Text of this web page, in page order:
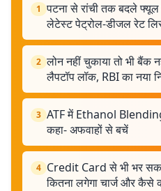
1 पटना से रांची तक बदले
लेटेस्ट पेट्रोल-डीजल रेट
2 लोन नहीं चुकाया तो भी बैंक
लैपटॉप लॉक, RBI का नया
3 ATF में Ethanol
कहा- अफवाहों से बचें
4 Credit Card से भी भर
कितना लगेगा चार्ज और कैसे